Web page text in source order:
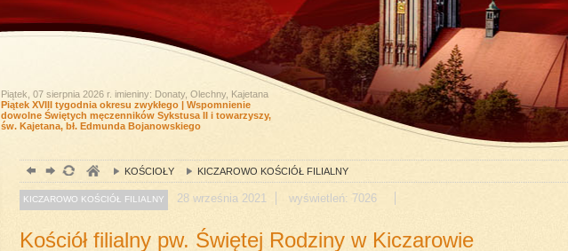
Piątek, 07 sierpnia 2026 r. imieniny: Donaty, Olechny, Kajetana
Piątek XVIII tygodnia okresu zwykłego | Wspomnienie
dowolne Świętych męczenników Sykstusa II i towarzyszy,
św. Kajetana, bł. Edmunda Bojanowskiego
KOŚCIOŁY KICZAROWO KOŚCIÓŁ FILIALNY
KICZAROWO KOŚCIÓŁ FILIALNY 28 września 2021 wyświetleń: 7026
Kościół filialny pw. Świętej Rodziny w Kiczarowie